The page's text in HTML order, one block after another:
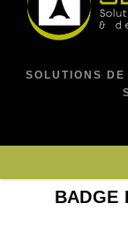
SOLUTIONS
BADGE